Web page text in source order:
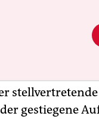
wird aber
gestiegene